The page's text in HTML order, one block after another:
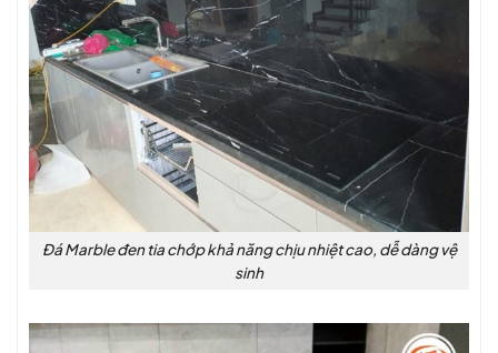
Đá Marble đen tia chớp khả năng chịu nhiệt cao, dễ dàng vệ
sinh